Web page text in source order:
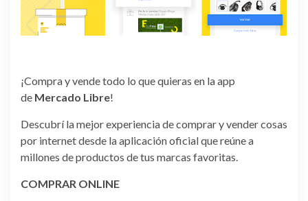
¡Compra y vende todo lo que quieras en la app
de Mercado Libre!
Descubrí la mejor experiencia de comprar y vender cosas
por internet desde la aplicación oficial que reúne a
millones de productos de tus marcas favoritas.
COMPRAR ONLINE